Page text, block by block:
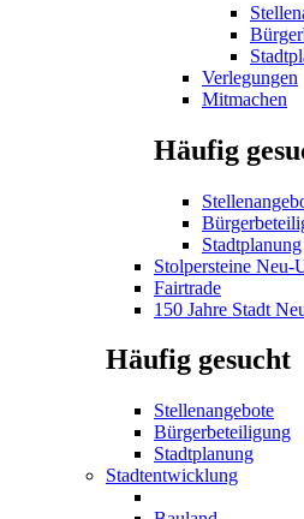
Verlegungen
Mitmachen
Häufig
Stadtplanung
Stolpersteine Neu-
Fairtrade
150 Jahre Stadt
Häufig gesucht
Stellenangebote
Bürgerbeteiligung
Stadtplanung
Stadtentwicklung